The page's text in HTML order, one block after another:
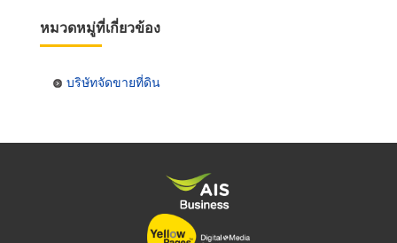
หมวดหมู่ที่เกี่ยวข้อง
บริษัทจัดขายที่ดิน